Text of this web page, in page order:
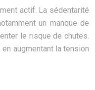
actif. La sédentarité
un manque de
le risque de chutes.
augmentant la tension